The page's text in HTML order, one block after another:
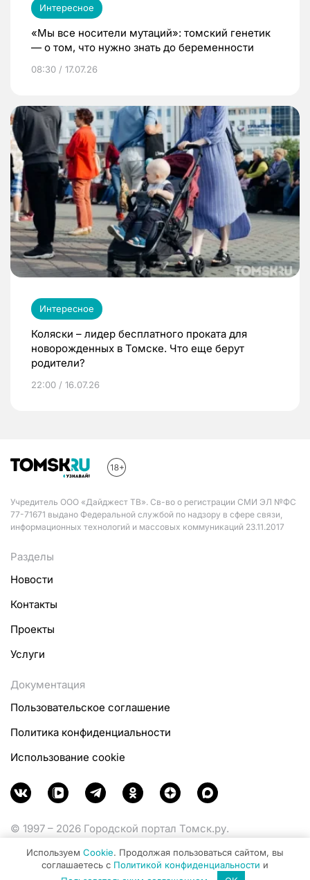
Интересное
«Мы все носители мутаций»: томский генетик
— о том, что нужно знать до беременности
08:30 / 17.07.26
Интересное
Коляски – лидер бесплатного проката для
новорожденных в Томске. Что еще берут
родители?
22:00 / 16.07.26
Учредитель ООО «Дайджест ТВ». Св-во о регистрации СМИ ЭЛ №ФС
77-71671 выдано Федеральной службой по надзору в сфере связи,
информационных технологий и массовых коммуникаций 23.11.2017
Разделы
Новости
Контакты
Проекты
Услуги
Документация
Пользовательское соглашение
Политика конфиденциальности
Использование cookie
© 1997 – 2026 Городской портал Томск.ру.
Министерства цифрового развития, связи и массовых
коммуникаций Российской Федерации.
Используем Cookie. Продолжая пользоваться сайтом, вы
соглашаетесь с Политикой конфиденциальности и